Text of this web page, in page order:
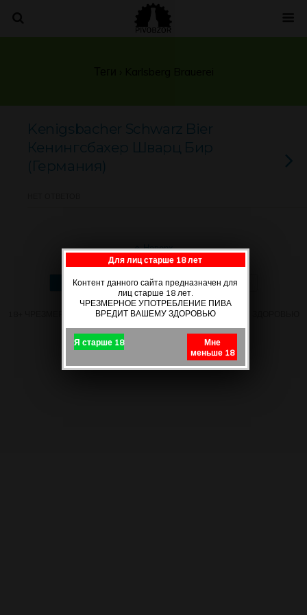
Kenigsbacher Schwarz Bier
Кенингсбахер Шварц Бир
(Германия)
Наверх
Мобильн. Компьютерная
18+ ЧРЕЗМЕРНОЕ УПОТРЕБЛЕНИЕ ПИВА ВРЕДИТ ВАШЕМУ ЗДОРОВЬЮ
Для лиц старше 18 лет
Контент данного сайта предназначен для
лиц старше 18 лет.
ЧРЕЗМЕРНОЕ УПОТРЕБЛЕНИЕ ПИВА
ВРЕДИТ ВАШЕМУ ЗДОРОВЬЮ
Я старше 18
Мне
меньше 18